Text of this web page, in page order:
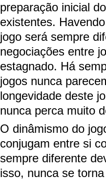
preparação inicial
existentes.
jogo será sempre
negociações entre
estagnado. Há
jogos nunca
longevidade deste
nunca perca muito
O dinâmismo do
conjugam entre si
sempre diferente
isso, nunca se